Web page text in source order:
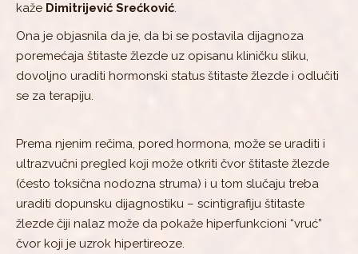
kaže Dimitrijević Srećković.
Ona je objasnila da je, da bi se postavila dijagnoza
poremećaja štitaste žlezde uz opisanu kliničku sliku,
dovoljno uraditi hormonski status štitaste žlezde i odlučiti
se za terapiju.
Prema njenim rečima, pored hormona, može se uraditi i
ultrazvučni pregled koji može otkriti čvor štitaste žlezde
(često toksična nodozna struma) i u tom slučaju treba
uraditi dopunsku dijagnostiku – scintigrafiju štitaste
žlezde čiji nalaz može da pokaže hiperfunkcioni “vruć”
čvor koji je uzrok hipertireoze.